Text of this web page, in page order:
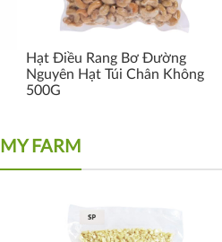
Hạt Điều Rang Bơ Đường
Nguyên Hạt Túi Chân Không
500G
FARM